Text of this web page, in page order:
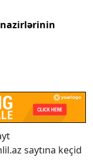
saytına keçid